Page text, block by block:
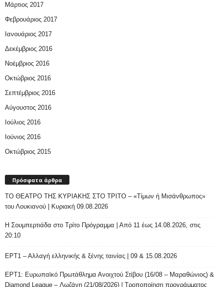
Μάρτιος 2017
Φεβρουάριος 2017
Ιανουάριος 2017
Δεκέμβριος 2016
Νοέμβριος 2016
Οκτώβριος 2016
Σεπτέμβριος 2016
Αύγουστος 2016
Ιούλιος 2016
Ιούνιος 2016
Οκτώβριος 2015
Πρόσφατα άρθρα
ΤΟ ΘΕΑΤΡΟ ΤΗΣ ΚΥΡΙΑΚΗΣ ΣΤΟ ΤΡΙΤΟ – «Τίμων ή Μισάνθρωπος»
του Λουκιανού | Κυριακή 09.08.2026
H Σουμπερτιάδα στο Τρίτο Πρόγραμμα | Από 11 έως 14.08.2026, στις
20:10
ΕΡΤ1 – Αλλαγή ελληνικής & ξένης ταινίας | 09 & 15.08.2026
ΕΡΤ1: Ευρωπαϊκό Πρωτάθλημα Ανοιχτού Στίβου (16/08 – Μαραθώνιος) &
Diamond League – Λωζάνη (21/08/2026) | Τροποποίηση προγράμματος